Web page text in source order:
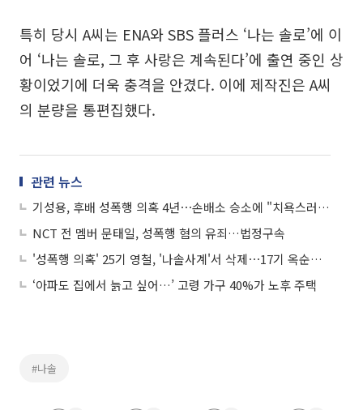
특히 당시 A씨는 ENA와 SBS 플러스 ‘나는 솔로’에 이
어 ‘나는 솔로, 그 후 사랑은 계속된다’에 출연 중인 상
황이었기에 더욱 충격을 안겼다. 이에 제작진은 A씨
의 분량을 통편집했다.
관련 뉴스
기성용, 후배 성폭행 의혹 4년⋯손배소 승소에 "치욕스러운 삶 살기 싫어"
NCT 전 멤버 문태일, 성폭행 혐의 유죄…법정구속
'성폭행 의혹' 25기 영철, '나솔사계'서 삭제⋯17기 옥순과 1대1 데이트서 통편집
‘아파도 집에서 늙고 싶어…’ 고령 가구 40%가 노후 주택
#나솔